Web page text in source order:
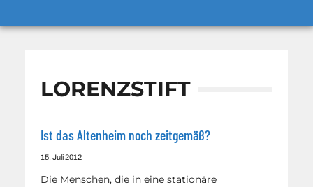
LORENZSTIFT
Ist das Altenheim noch zeitgemäß?
15. Juli 2012
Die Menschen, die in eine stationäre